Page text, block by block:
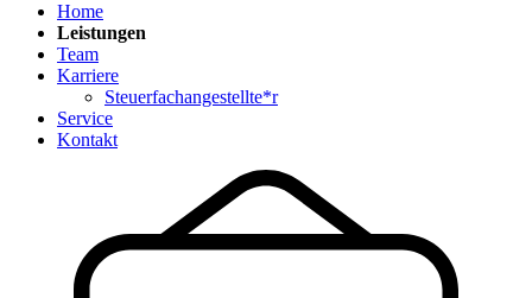
Home
Leistungen
Team
Karriere
Steuerfachangestellte*r
Service
Kontakt